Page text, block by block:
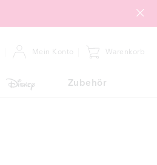
Mein Konto Warenkorb
Zubehör